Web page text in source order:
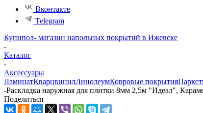
Вконтакте
Telegram
Купипол- магазин напольных покрытий в Ижевске
-
Каталог
-
Аксессуары
ЛаминатКварцвинилЛинолеумКовровые покрытия
-Раскладка наружная для плитки 8мм 2,5м "Идеал",
Поделиться